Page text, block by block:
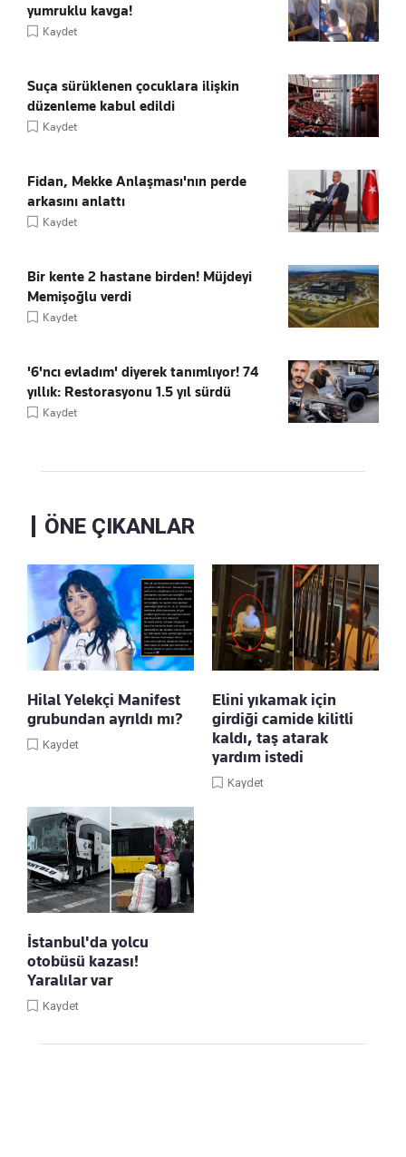
yumruklu kavga!
Kaydet
Suça sürüklenen çocuklara ilişkin
düzenleme kabul edildi
Kaydet
Fidan, Mekke Anlaşması'nın perde
arkasını anlattı
Kaydet
Bir kente 2 hastane birden! Müjdeyi
Memişoğlu verdi
Kaydet
'6'ncı evladım' diyerek tanımlıyor! 74
yıllık: Restorasyonu 1.5 yıl sürdü
Kaydet
ÖNE ÇIKANLAR
Hilal Yelekçi Manifest
grubundan ayrıldı mı?
Kaydet
Elini yıkamak için
girdiği camide kilitli
kaldı, taş atarak
yardım istedi
Kaydet
İstanbul'da yolcu
otobüsü kazası!
Yaralılar var
Kaydet